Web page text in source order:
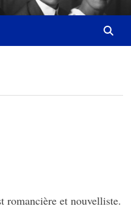
romancière et nouvelliste.